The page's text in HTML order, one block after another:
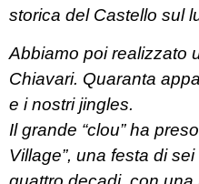
storica del Castello sul
Abbiamo poi realizzato
Chiavari. Quaranta
e i nostri jingles.
Il grande “clou” ha
Village”, una festa di